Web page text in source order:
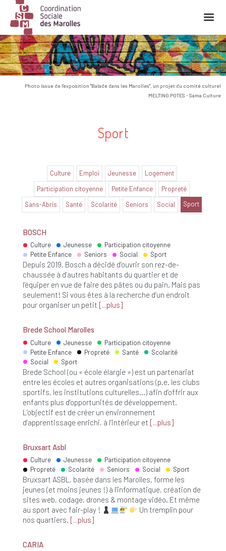
Main Navigation
Photo issue de l'exposition "Balade dans les Marolles", un projet du comité culturel
MELTING POTES - Sama Culture
Sport
Culture Emploi Jeunesse
Logement
Participation citoyenne
Petite Enfance
Propreté
Sans-Abris
Santé Scolarité Seniors Social Sport
BOSCH
Culture Jeunesse
Participation citoyenne
Petite Enfance
Seniors Social Sport
Depuis 2019, Bosch a décidé d’ouvrir son rez-de-
chaussée à d’autres habitants du quartier et de
l’équiper en vue de faire des pâtes ou du pain. Mais pas
seulement! Si vous êtes à la recherche d’un endroit
pour organiser un petit
plus
Brede School Marolles
Culture Jeunesse
Participation citoyenne
Petite Enfance
Propreté Santé
Scolarité
Social
Sport
Brede School (ou « école élargie ») est un partenariat
entre les écoles et autres organisations (p.e. les clubs
sportifs, les institutions culturelles…) afin d’offrir aux
enfants plus d’opportunités de développement.
L’objectif est de créer un environnement
d’apprentissage enrichi, à l’intérieur et
plus
Bruxsart Asbl
Culture Jeunesse
Participation citoyenne
Propreté
Scolarité Seniors Social Sport
Bruxsart ASBL, basée dans les Marolles, forme les
jeunes (et moins jeunes !) à l’informatique, création de
sites web, codage, drones & montage vidéo. Et même
au sport avec fair-play !
Un tremplin pour
nos quartiers.
plus
CARIA